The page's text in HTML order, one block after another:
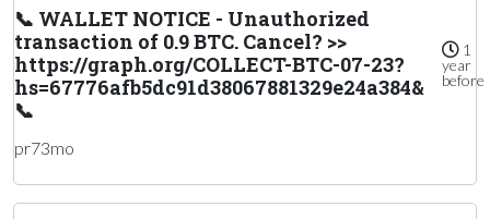
📞 WALLET NOTICE - Unauthorized
transaction of 0.9 BTC. Cancel? >>
https://graph.org/COLLECT-BTC-07-23?
hs=67776afb5dc91d38067881329e24a384&
📞
1
year
before
pr73mo